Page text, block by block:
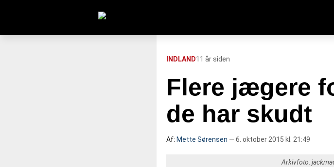
INDLAND11 år siden
Flere jægere
de har skudt
Af: Mette Sørensen — 6. oktober 2015 kl. 21:49
Arkivfoto: